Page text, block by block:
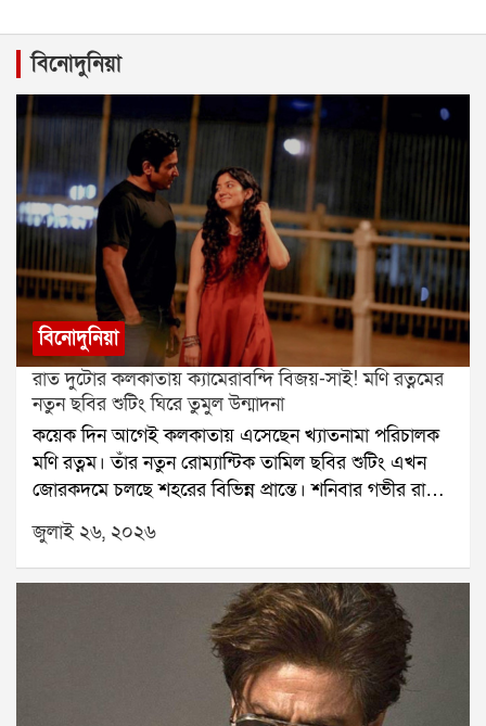
বিনোদুনিয়া
বিনোদুনিয়া
রাত দুটোর কলকাতায় ক্যামেরাবন্দি বিজয়-সাই! মণি রত্নমের
নতুন ছবির শুটিং ঘিরে তুমুল উন্মাদনা
কয়েক দিন আগেই কলকাতায় এসেছেন খ্যাতনামা পরিচালক
মণি রত্নম। তাঁর নতুন রোম্যান্টিক তামিল ছবির শুটিং এখন
জোরকদমে চলছে শহরের বিভিন্ন প্রান্তে। শনিবার গভীর রাতে
হাওড়া ব্রিজে ছবির একটি গুরুত্বপূর্ণ দৃশ্যের শুটিং করেন বিজয়
সেতুপতি ও সাই পল্লবী। রাত হলেও সেখানে উপস্থিত কয়েক
জন পথচারী তাঁদের দেখে উচ্ছ্বসিত হয়ে পড়েন।বুধবার রাতে
কলকাতায় পৌঁছেছিলেন বিজয় সেতুপতি। পরের দিন ভোরে
শহরে আসেন সাই পল্লবী। বৃহস্পতিবার থেকে বেলগাছিয়া
রাজবাড়িতে শুরু হয় ছবির শুটিং। টানা কয়েক দিন সেখানে
কাজ করার পর শনিবার গভীর রাতে পুরো শুটিং দল পৌঁছে
যায় হাওড়া ব্রিজে। রাত প্রায় দুটোর সময় শুটিং শুরু হয়।
জুলাই ২৬, ২০২৬